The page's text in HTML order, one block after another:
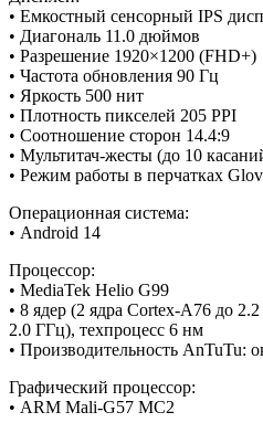
• Емкостный сенсорный IPS
• Диагональ 11.0 дюймов
• Разрешение 1920×1200 (FHD+)
• Частота обновления 90 Гц
• Яркость 500 нит
• Плотность пикселей 205 PPI
• Соотношение сторон 14.4:9
• Мультитач-жесты (до 10
• Режим работы в перчатках
Операционная система:
• Android 14
Процессор:
• MediaTek Helio G99
• 8 ядер (2 ядра Cortex-A76 до
2.0 ГГц), техпроцесс 6 нм
• Производительность AnTuTu:
Графический процессор:
• ARM Mali-G57 MC2